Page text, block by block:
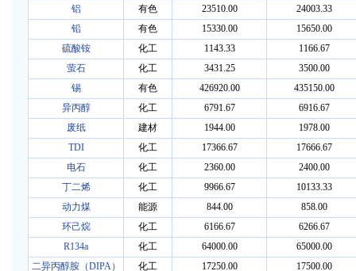
铝
有色 23510.00
24003.33
铅
有色 15330.00
15650.00
硫酸铵
化工 1143.33
1166.67
萤石
化工 3431.25
3500.00
锡
有色 426920.00
435150.00
异丙醇
化工 6791.67
6916.67
废纸
建材 1944.00
1978.00
TDI
化工 17366.67
17666.67
电石
化工 2360.00
2400.00
丁二烯
化工 9966.67
10133.33
动力煤
能源 844.00
858.00
环己烷
化工 6166.67
6266.67
R134a
化工 64000.00
65000.00
二异丙醇胺（DIPA）
化工 17250.00
17500.00